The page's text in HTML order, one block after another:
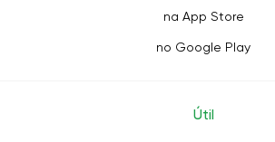
na App Store
no Google Play
Útil